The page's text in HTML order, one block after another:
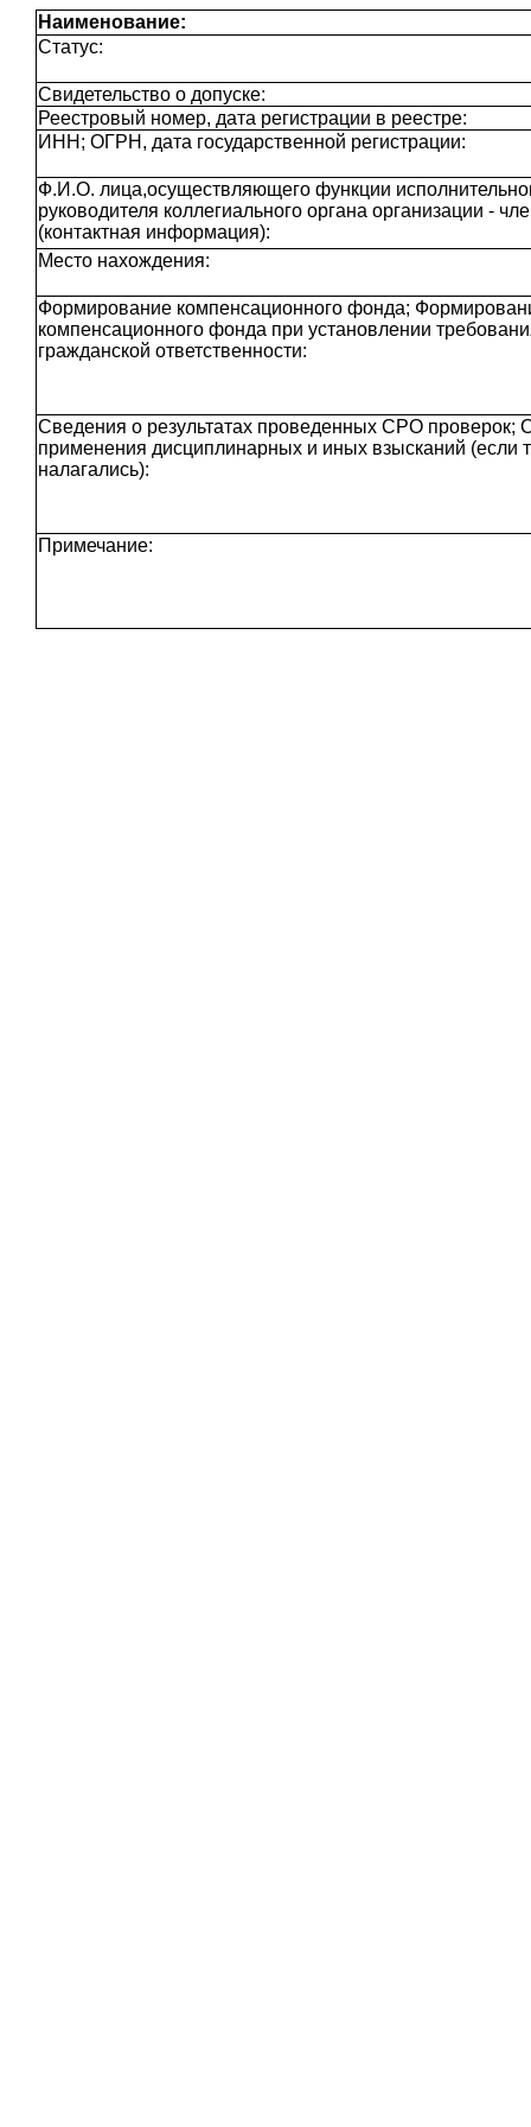
Наименование:
Статус:
Свидетельство о допуске:
Реестровый номер, дата регистрации в реестре:
ИНН; ОГРН, дата государственной регистрации:
Ф.И.О. лица,осуществляющего функции
руководителя коллегиального органа организации -
(контактная информация):
Место нахождения:
Формирование компенсационного фонда;
компенсационного фонда при установлении
гражданской ответственности:
Сведения о результатах проведенных СРО проверок;
применения дисциплинарных и иных взысканий (если
налагались):
Примечание: